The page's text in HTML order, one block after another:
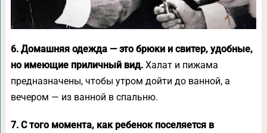
6. Домашняя одежда — это брюки и свитер, удобные,
но имеющие приличный вид.Халат и пижама
предназначены, чтобы утром дойти до ванной, а
вечером — из ванной в спальню.
7. С того момента, как ребенок поселяется в